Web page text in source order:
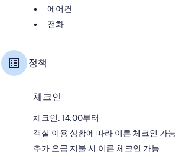
에어컨
전화
정책
체크인
체크인: 14:00부터
객실 이용 상황에 따라 이른 체크인 가능
추가 요금 지불 시 이른 체크인 가능